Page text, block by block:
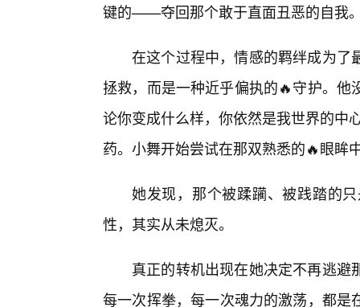
键的——夺回那个敢于直面丑恶的自我
在这个过程中，情感的羁绊成为了
拯救，而是一种近乎偏执的🔥守护。他
论你变成什么样，你依然是我世界的中
药。小舞开始尝试在那双熟悉的🔥眼眸
她发现，那个被蹂躏、被践踏的
性，其实从未熄灭。
真正的转机出现在她决定不再逃
每一次挥拳，每一次魂力的激荡，都